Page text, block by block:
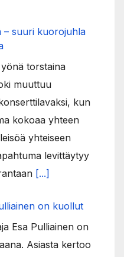
– suuri kuorojuhla
torstaina
muuttuu
kun
kokoaa yhteen
yhteiseen
levittäytyy
[...]
on kuollut
Esa Pulliainen on
Asiasta kertoo